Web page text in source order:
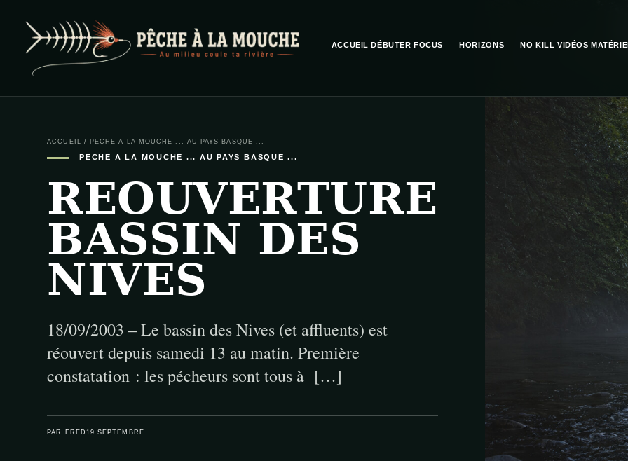
PECHE A LA MOUCHE
ACCUEIL DÉBUTER FOCUS HORIZONS NO KILL VIDÉOS
ACCUEIL / PECHE A LA MOUCHE ... AU PAYS BASQUE ...
PECHE A LA MOUCHE ... AU PAYS BASQUE ...
REOUVERTURE
BASSIN DES
NIVES
18/09/2003 – Le bassin des Nives (et affluents) est
réouvert depuis samedi 13 au matin. Première
constatation : les pécheurs sont tous à […]
PAR FRED 19 SEPTEMBRE